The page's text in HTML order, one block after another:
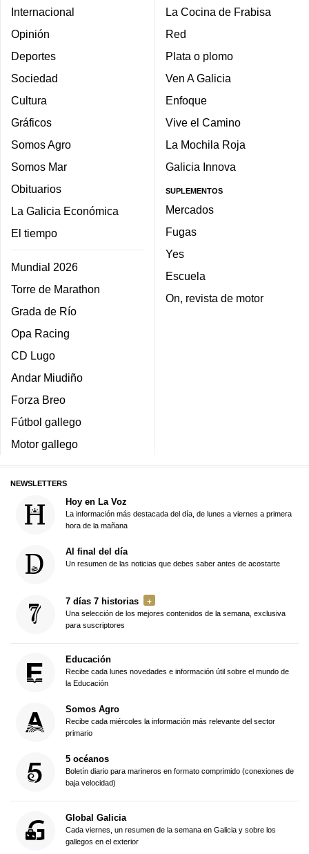
Internacional
Opinión
Deportes
Sociedad
Cultura
Gráficos
Somos Agro
Somos Mar
Obituarios
La Galicia Económica
El tiempo
Mundial 2026
Torre de Marathon
Grada de Río
Opa Racing
CD Lugo
Andar Miudiño
Forza Breo
Fútbol gallego
Motor gallego
La Cocina de Frabisa
Red
Plata o plomo
Ven A Galicia
Enfoque
Vive el Camino
La Mochila Roja
Galicia Innova
SUPLEMENTOS
Mercados
Fugas
Yes
Escuela
On, revista de motor
NEWSLETTERS
Hoy en La Voz
La información más destacada del día, de lunes a viernes a primera
hora de la mañana
Al final del día
Un resumen de las noticias que debes saber antes de acostarte
7 días 7 historias
Una selección de los mejores contenidos de la semana, exclusiva
para suscriptores
Educación
Recibe cada lunes novedades e información útil sobre el mundo de
la Educación
Somos Agro
Recibe cada miércoles la información más relevante del sector
primario
5 océanos
Boletín diario para marineros en formato comprimido (conexiones de
baja velocidad)
Global Galicia
Cada viernes, un resumen de la semana en Galicia y sobre los
gallegos en el exterior